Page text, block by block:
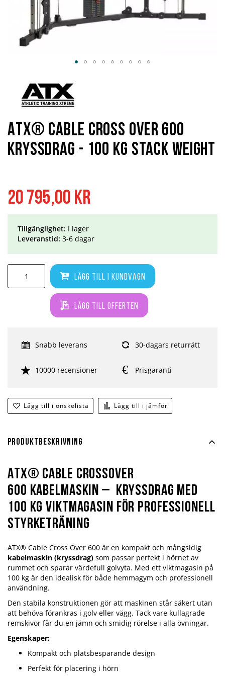
20 795,00 kr
Lägg till i kundvagn
Lägg till offerten
Lägg till i önskelista Lägg till i jämför
Tillgänglighet: I lager
Leveranstid: 3-6 dagar
Snabb leverans 30-dagars returrätt
10000 recensioner Prisgaranti
ATX® Cable Cross Over 600
Kryssdrag - 100 kg Stack Weight
början
bildgalleriet
Produktbeskrivning
ATX® Cable Crossover
600 Kabelmaskin – Kryssdrag med
100 kg viktmagasin för professionell
styrketräning
ATX® Cable Cross Over 600 är en kompakt och mångsidig
kabelmaskin (kryssdrag) som passar perfekt i hörnet av
rummet och sparar värdefull golvyta. Med ett viktmagasin på
100 kg är den idealisk för både hemmagym och professionell
användning.
Den stabila konstruktionen gör att maskinen står säkert utan
att behöva förankras i golv eller vägg. Tack vare kullagrade
remskivor får du en jämn och smidig rörelse i alla övningar.
Egenskaper:
Kompakt och platsbesparande design
Perfekt för placering i hörn